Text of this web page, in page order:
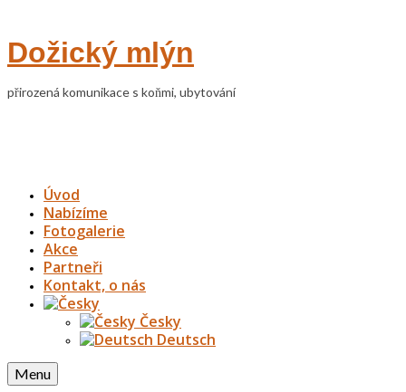
Dožický mlýn
přirozená komunikace s koňmi, ubytování
Úvod
Nabízíme
Fotogalerie
Akce
Partneři
Kontakt, o nás
Česky
Deutsch
Menu